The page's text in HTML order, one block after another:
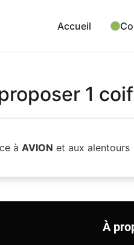
Accueil
1
à AVION et aux alentours
À